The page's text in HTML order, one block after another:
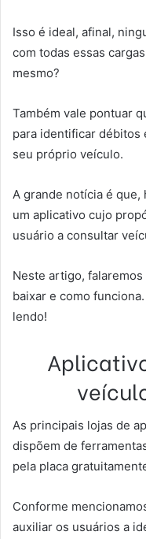
Isso é ideal, afinal,
com todas essas
mesmo?
Também vale pontuar
para identificar débitos
seu próprio veículo.
A grande notícia é que,
um aplicativo cujo
usuário a consultar
Neste artigo,
baixar e como
lendo!
As principais lojas de
dispõem de
pela placa
Conforme
auxiliar os usuários a